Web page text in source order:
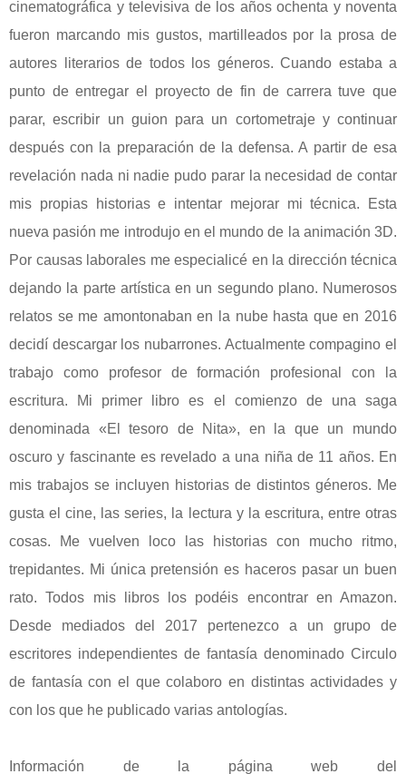
cinematográfica y televisiva de los años ochenta y noventa
fueron marcando mis gustos, martilleados por la prosa de
autores literarios de todos los géneros. Cuando estaba a
punto de entregar el proyecto de fin de carrera tuve que
parar, escribir un guion para un cortometraje y continuar
después con la preparación de la defensa. A partir de esa
revelación nada ni nadie pudo parar la necesidad de contar
mis propias historias e intentar mejorar mi técnica. Esta
nueva pasión me introdujo en el mundo de la animación 3D.
Por causas laborales me especialicé en la dirección técnica
dejando la parte artística en un segundo plano. Numerosos
relatos se me amontonaban en la nube hasta que en 2016
decidí descargar los nubarrones. Actualmente compagino el
trabajo como profesor de formación profesional con la
escritura. Mi primer libro es el comienzo de una saga
denominada «El tesoro de Nita», en la que un mundo
oscuro y fascinante es revelado a una niña de 11 años. En
mis trabajos se incluyen historias de distintos géneros. Me
gusta el cine, las series, la lectura y la escritura, entre otras
cosas. Me vuelven loco las historias con mucho ritmo,
trepidantes. Mi única pretensión es haceros pasar un buen
rato. Todos mis libros los podéis encontrar en Amazon.
Desde mediados del 2017 pertenezco a un grupo de
escritores independientes de fantasía denominado Circulo
de fantasía con el que colaboro en distintas actividades y
con los que he publicado varias antologías.
Información de la página web del